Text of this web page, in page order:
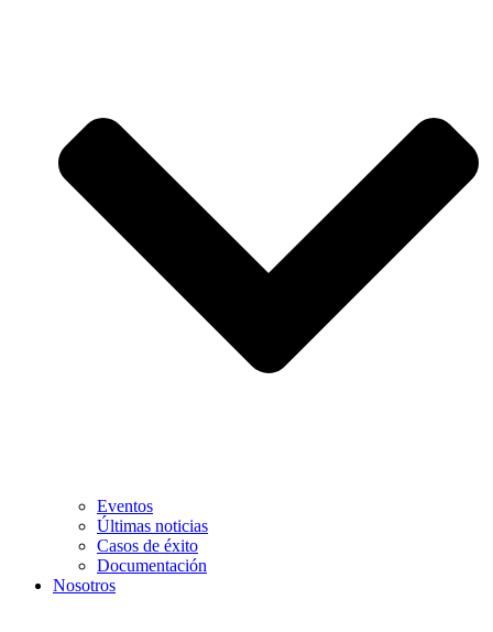
Eventos
Últimas noticias
Casos de éxito
Documentación
Nosotros